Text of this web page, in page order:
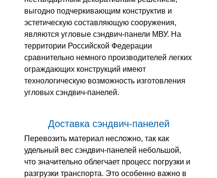
выгодно подчеркивающим конструктив и
эстетическую составляющую сооружения,
являются угловые сэндвич-панели МВУ. На
территории Российской Федерации
сравнительно немного производителей легких
ограждающих конструкций имеют
технологическую возможность изготовления
угловых сэндвич-панелей.
Доставка сэндвич-панелей
Перевозить материал несложно, так как
удельный вес сэндвич-панелей небольшой,
что значительно облегчает процесс погрузки и
разгрузки транспорта. Это особенно важно в